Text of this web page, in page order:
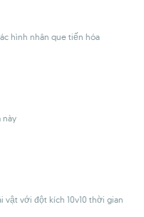
hình nhân que tiến hóa
này
vật với đột kích 10v10 thời gian